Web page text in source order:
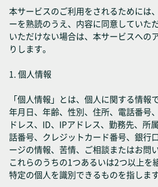
本サービスのご利用をされるためには
ーを熟読のうえ、内容に同意していた
いただけない場合は、本サービスへの
りします。
1. 個人情報
「個人情報」とは、個人に関する情報
年月日、年齢、性別、住所、電話番号
ドレス、ID、IPアドレス、勤務先、所
話番号、クレジットカード番号、銀行
ージの情報、苦情、ご相談またはお問
これらのうちの1つあるいは2つ以上を
特定の個人を識別できるものを指します